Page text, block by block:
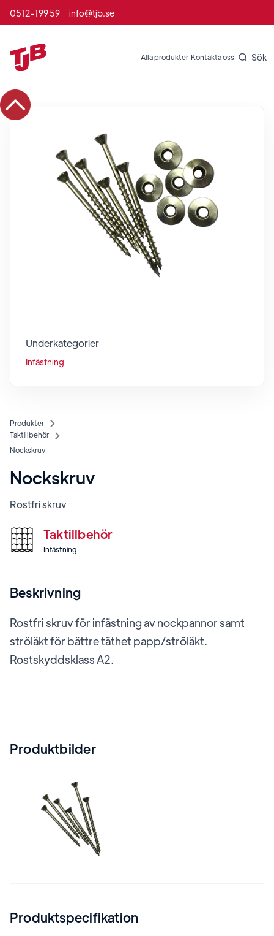
0512-199 59 info@tjb.se
Alla produkter Kontakta oss Sök
Produkter
Taktillbehör
Nockskruv
Nockskruv
Rostfri skruv
Taktillbehör
Infästning
Beskrivning
Rostfri skruv för infästning av nockpannor samt
ströläkt för bättre täthet papp/ströläkt.
Rostskyddsklass A2.
Produktbilder
Produktspecifikation
Underkategorier
Infästning